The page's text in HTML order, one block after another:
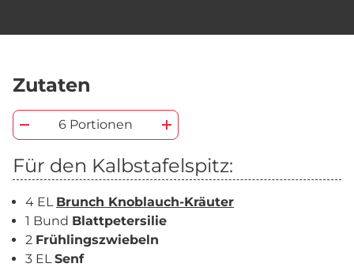
Zutaten
6 Portionen
Für den Kalbstafelspitz:
4 EL Brunch Knoblauch-Kräuter
1 Bund Blattpetersilie
2 Frühlingszwiebeln
3 ELSenf